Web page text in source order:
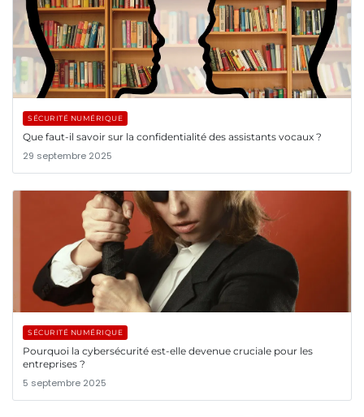
SÉCURITÉ NUMÉRIQUE
Que faut-il savoir sur la confidentialité des assistants vocaux ?
29 septembre 2025
SÉCURITÉ NUMÉRIQUE
Pourquoi la cybersécurité est-elle devenue cruciale pour les
entreprises ?
5 septembre 2025